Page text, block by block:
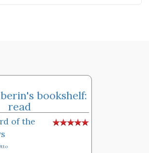
bookshelf:
read
of the